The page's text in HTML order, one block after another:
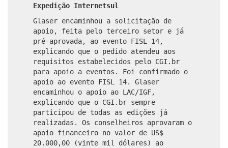
Expedição Internetsul
Glaser encaminhou a solicitação de
apoio, feita pelo terceiro setor e já
pré-aprovada, ao evento FISL 14,
explicando que o pedido atendeu aos
requisitos estabelecidos pelo CGI.br
para apoio a eventos. Foi confirmado o
apoio ao evento FISL 14. Glaser
encaminhou o apoio ao LAC/IGF,
explicando que o CGI.br sempre
participou de todas as edições já
realizadas. Os conselheiros aprovaram o
apoio financeiro no valor de US$
20.000,00 (vinte mil dólares) ao